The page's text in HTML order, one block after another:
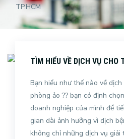
TP.HCM
TÌM HIỂU VỀ DỊCH VỤ CHO
Bạn hiểu như thế nào về
phòng ảo ?? bạn có định
doanh nghiệp của mình để
gian dài ảnh hưởng vì dịch
không chỉ những dịch vụ giải